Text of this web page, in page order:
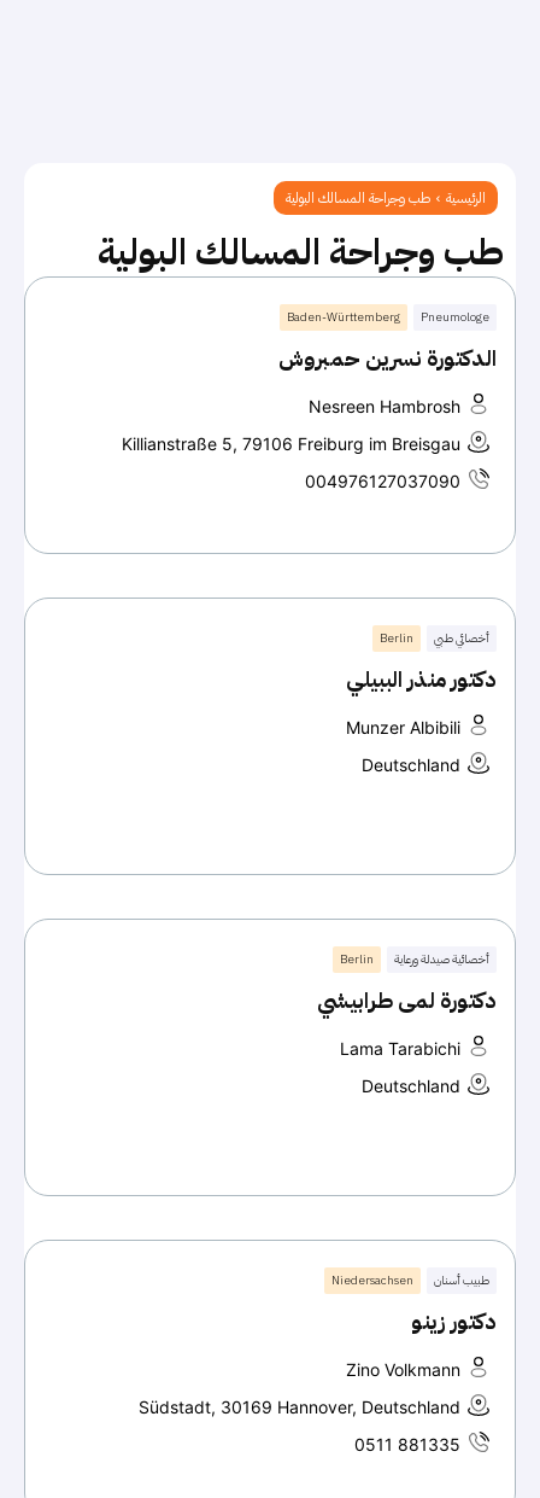
الرئيسية طب وجراحة المسالك البولية
طب وجراحة المسالك البولية
Pneumologe
Baden-Württemberg
الدكتورة نسرين حمبروش
Nesreen Hambrosh
Killianstraße 5, 79106 Freiburg im Breisgau
004976127037090
أخصائي طبي Berlin
دكتور منذر الببيلي
Munzer Albibili
Deutschland
أخصائية صيدلة ورعاية Berlin
دكتورة لمى طرابيشي
Lama Tarabichi
Deutschland
طبيب أسنان Niedersachsen
دكتور زينو
Zino Volkmann
Südstadt, 30169 Hannover, Deutschland
0511 881335